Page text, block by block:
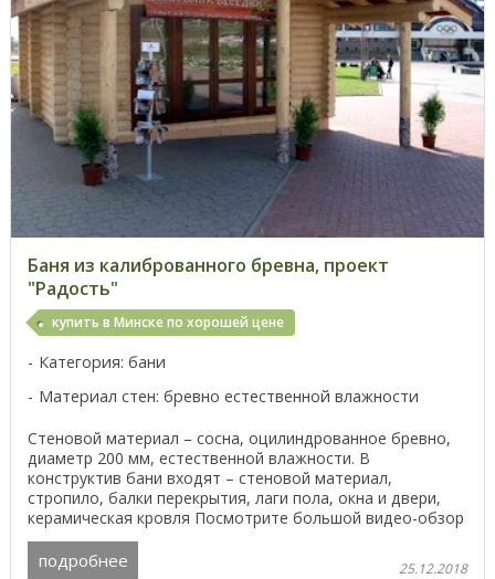
Баня из калиброванного бревна, проект
"Радость"
купить в Минске по хорошей цене
Категория: бани
Материал стен: бревно естественной влажности
Стеновой материал – сосна, оцилиндрованное бревно,
диаметр 200 мм, естественной влажности. В
конструктив бани входят – стеновой материал,
стропило, балки перекрытия, лаги пола, окна и двери,
керамическая кровля Посмотрите большой видео-обзор
...
подробнее 25.12.2018